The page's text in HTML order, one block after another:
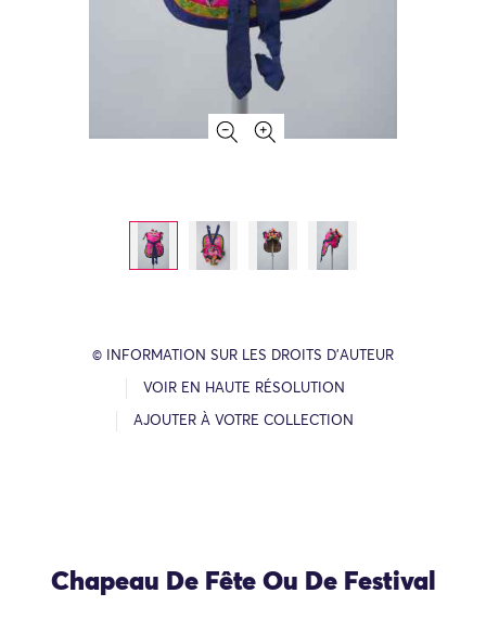
© INFORMATION SUR LES DROITS D’AUTEUR
VOIR EN HAUTE RÉSOLUTION
AJOUTER À VOTRE COLLECTION
Chapeau De Fête Ou De Festival